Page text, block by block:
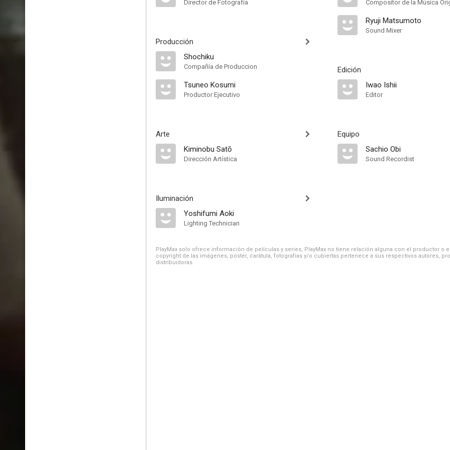
Director de Fotografía
Producción
Shochiku
Compañía de Produccion
Tsuneo Kosumi
Productor Ejecutivo
Arte
Kiminobu Satō
Dirección Artística
Iluminación
Yoshifumi Aoki
Lighting Technician
Compositor de la Música
Ryuji Matsumoto
Sound Mixer
Edición
Iwao Ishii
Editor
Equipo
Sachio Obi
Sound Recordist
PlayMax solo ofrece información de películas y series, PlayMax no tiene relación alguna con el productor o
copyright de las imágenes, póster, carátula, fotografías y/o cubiertas pertenece a sus respectivos autores,
distribuidoras.